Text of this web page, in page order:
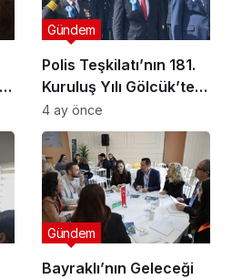
Polis Teşkilatı’nın 181.
Kuruluş Yılı Gölcük’te
Törenle Kutlandı
Gündem
4 ay önce
Bayraklı’nın Geleceği
Gündem